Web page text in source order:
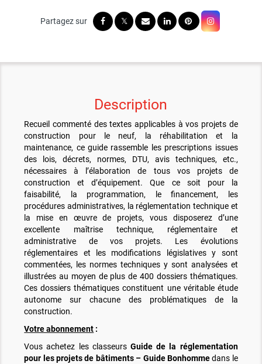
Description
Recueil commenté des textes applicables à vos projets de
construction pour le neuf, la réhabilitation et la
maintenance, ce guide rassemble les prescriptions issues
des lois, décrets, normes, DTU, avis techniques, etc.,
nécessaires à l’élaboration de tous vos projets de
construction et d’équipement. Que ce soit pour la
faisabilité, la programmation, le financement, les
procédures administratives, la réglementation technique et
la mise en œuvre de projets, vous disposerez d’une
excellente maîtrise technique, réglementaire et
administrative de vos projets. Les évolutions
réglementaires et les modifications législatives y sont
commentées, les normes techniques y sont analysées et
illustrées au moyen de plus de 400 dossiers thématiques.
Ces dossiers thématiques constituent une véritable étude
autonome sur chacune des problématiques de la
construction.
Votre abonnement :
Vous achetez les classeursGuide de la réglementation
pour les projets de bâtiments – Guide Bonhommedans le